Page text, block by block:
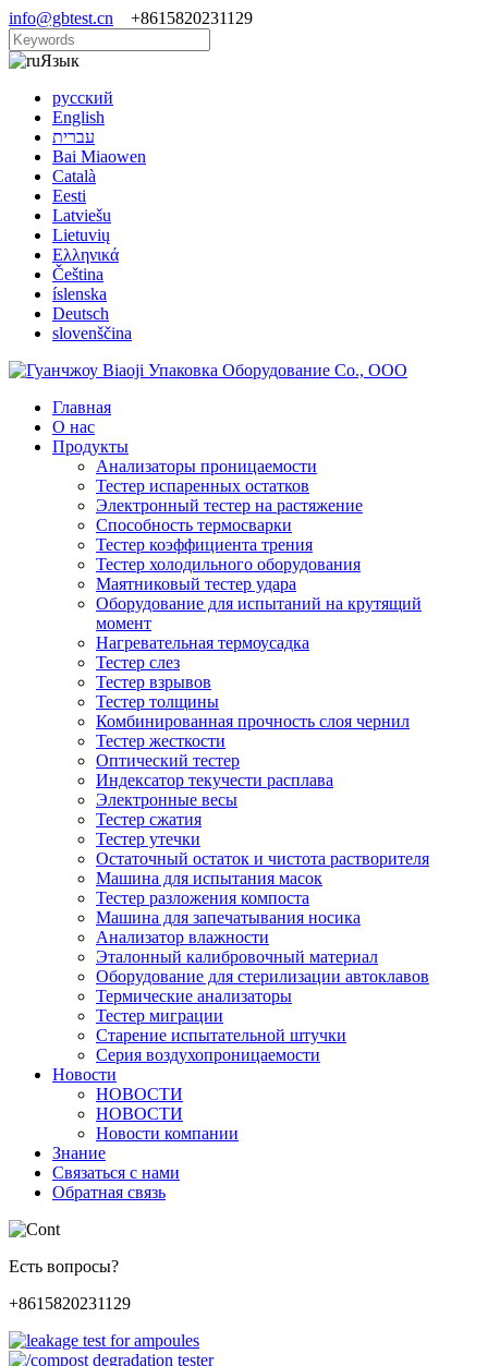
info@gbtest.cn +8615820231129
Язык
русский
English
עברית
Bai Miaowen
Català
Eesti
Latviešu
Lietuvių
Ελληνικά
Čeština
íslenska
Deutsch
slovenščina
Главная
О нас
Продукты
Анализаторы проницаемости
Тестер испаренных остатков
Электронный тестер на растяжение
Способность термосварки
Тестер коэффициента трения
Тестер холодильного оборудования
Маятниковый тестер удара
Оборудование для испытаний на крутящий
момент
Нагревательная термоусадка
Тестер слез
Тестер взрывов
Тестер толщины
Комбинированная прочность слоя чернил
Тестер жесткости
Оптический тестер
Индексатор текучести расплава
Электронные весы
Тестер сжатия
Тестер утечки
Остаточный остаток и чистота растворителя
Машина для испытания масок
Тестер разложения компоста
Машина для запечатывания носика
Анализатор влажности
Эталонный калибровочный материал
Оборудование для стерилизации автоклавов
Термические анализаторы
Тестер миграции
Старение испытательной штучки
Серия воздухопроницаемости
Новости
НОВОСТИ
НОВОСТИ
Новости компании
Знание
Связаться с нами
Обратная связь
Есть вопросы?
+8615820231129